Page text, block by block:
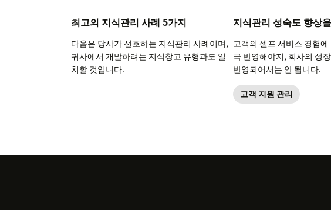
최고의 지식관리 사례 5가지
다음은 당사가 선호하는 지식관리 사례이며,
귀사에서 개발하려는 지식창고 유형과도 일
치할 것입니다.
지식관리 성숙도 향상
고객의 셀프 서비스 경험
극 반영해야지, 회사의 성
반영되어서는 안 됩니다.
고객 지원 관리